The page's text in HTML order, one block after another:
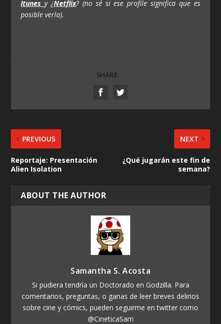
Itunes y ¿Netflix? (no sé si ese profile significa que es
posible verla).
SHARE:
PREVIOUS
Reportaje: Presentación
Alien Isolation
NEXT
¿Qué jugarán este fin de
semana?
ABOUT THE AUTHOR
Samantha S. Acosta
Si pudiera tendría un Doctorado en Godzilla. Para
comentarios, preguntas, o ganas de leer breves delirios
sobre cine y cómics, pueden seguirme en twitter como
@CineticaSam